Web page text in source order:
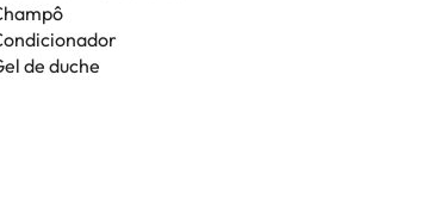
de duche